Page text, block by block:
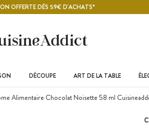
OFFERTE DÈS 59€ D'ACHATS*
DÉCOUPE ART DE LA TABLE
Alimentaire Chocolat Noisette 58 ml